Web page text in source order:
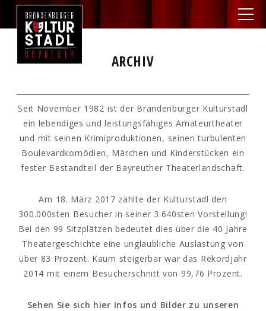
ARCHIV
Seit November 1982 ist der Brandenburger Kulturstadl
ein lebendiges und leistungsfähiges Amateurtheater
und mit seinen Krimiproduktionen, seinen turbulenten
Boulevardkomödien, Märchen und Kinderstücken ein
fester Bestandteil der Bayreuther Theaterlandschaft.
Am 18. März 2017 zählte der Kulturstadl den
300.000sten Besucher in seiner 3.640sten Vorstellung!
Bei den 99 Sitzplätzen bedeutet dies über die 40 Jahre
Theatergeschichte eine unglaubliche Auslastung von
über 83 Prozent. Kaum steigerbar war das Rekordjahr
2014 mit einem Besucherschnitt von 99,76 Prozent.
Sehen Sie sich hier Infos und Bilder zu unseren